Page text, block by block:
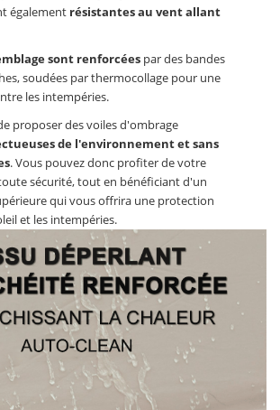
également résistantes au vent allant
sont renforcées par des bandes
soudées par thermocollage pour une
les intempéries.
proposer des voiles d'ombrage
de l'environnement et sans
. Vous pouvez donc profiter de votre
sécurité, tout en bénéficiant d'un
qui vous offrira une protection
et les intempéries.